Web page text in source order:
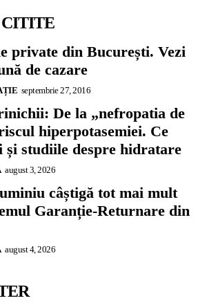
private din București. Vezi
de cazare
septembrie 27, 2016
De la „nefropatia de
hiperpotasemiei. Ce
și studiile despre hidratare
august 3, 2026
câștigă tot mai mult
Garanție-Returnare din
august 4, 2026